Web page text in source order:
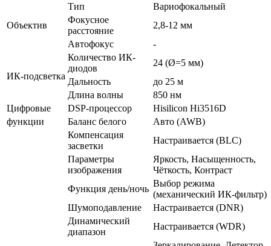
Объектив
Тип
Вариофокальный
Фокусное
расстояние
2,8-12 мм
Автофокус
-
ИК-подсветка
Количество ИК-
диодов
24 (Ø=5 мм)
Дальность
до 25 м
Длина волны
850 нм
Цифровые
DSP-процессор
Hisilicon Hi3516D
функции
Баланс белого
Авто (AWB)
Компенсация
засветки
Настраивается (BLC)
Параметры
изображения
Яркость, Насыщенность,
Чёткость, Контраст
Функция день/ночь
Выбор режима
(механический ИК-фильтр)
Шумоподавление
Настраивается (DNR)
Динамический
диапазон
Настраивается (WDR)